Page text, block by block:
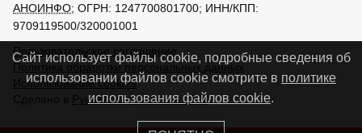
АНОИНФО; ОГРН: 1247700801700; ИНН/КПП:
9709119500/320001001
Пользовательское соглашение
Политика обработки персональных данных
Использование cookies
Сделано в
РунетЛаб – Сайты и CRM
Сайт использует файлы cookie, подробные сведения об
использовании файлов cookie смотрите в политике
использования файлов cookie.